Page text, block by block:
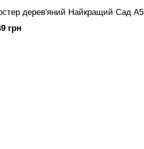
дерев'яний Найкращий Сад А5
грн